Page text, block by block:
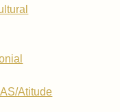
Atitude